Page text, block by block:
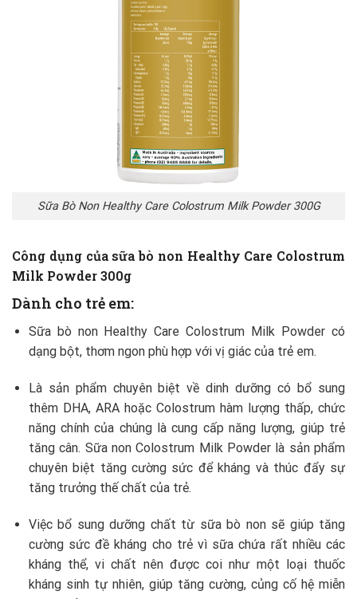
Sữa Bò Non Healthy Care Colostrum Milk Powder 300G
Công dụng của sữa bò non Healthy Care Colostrum
Milk Powder 300g
Dành cho trẻ em:
Sữa bò non Healthy Care Colostrum Milk Powder có
dạng bột, thơm ngon phù hợp với vị giác của trẻ em.
Là sản phẩm chuyên biệt về dinh dưỡng có bổ sung
thêm DHA, ARA hoặc Colostrum hàm lượng thấp, chức
năng chính của chúng là cung cấp năng lượng, giúp trẻ
tăng cân. Sữa non Colostrum Milk Powder là sản phẩm
chuyên biệt tăng cường sức để kháng và thúc đẩy sự
tăng trưởng thế chất của trẻ.
Việc bổ sung dưỡng chất từ sữa bò non sẽ giúp tăng
cường sức đề kháng cho trẻ vì sữa chứa rất nhiều các
kháng thể, vi chất nên được coi như một loại thuốc
kháng sinh tự nhiên, giúp tăng cường, củng cố hệ miễn